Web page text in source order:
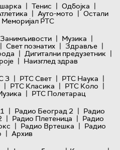
| Тенис | Одбојка |
| Ауто-мото | Остали
Меморијал РТС
Занимљивости | Музика |
| Свет познатих | Здравље |
| Дигитални предузетник |
| Наизглед здрав
3 | РТС Свет | РТС Наука |
| РТС Класика | РТС Коло |
| РТС Полетарац
| Радио Београд 2 | Радио
| Радио Плетеница | Радио
| Радио Вртешка | Радио
| Архив